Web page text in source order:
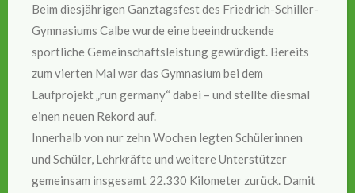
Beim diesjährigen Ganztagsfest des Friedrich-Schiller-
Gymnasiums Calbe wurde eine beeindruckende
sportliche Gemeinschaftsleistung gewürdigt. Bereits
zum vierten Mal war das Gymnasium bei dem
Laufprojekt „run germany“ dabei – und stellte diesmal
einen neuen Rekord auf.
Innerhalb von nur zehn Wochen legten Schülerinnen
und Schüler, Lehrkräfte und weitere Unterstützer
gemeinsam insgesamt 22.330 Kilometer zurück. Damit